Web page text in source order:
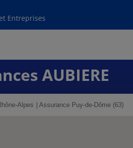
Entreprises
AUBIERE
Alpes Assurance Puy-de-Dôme (63)